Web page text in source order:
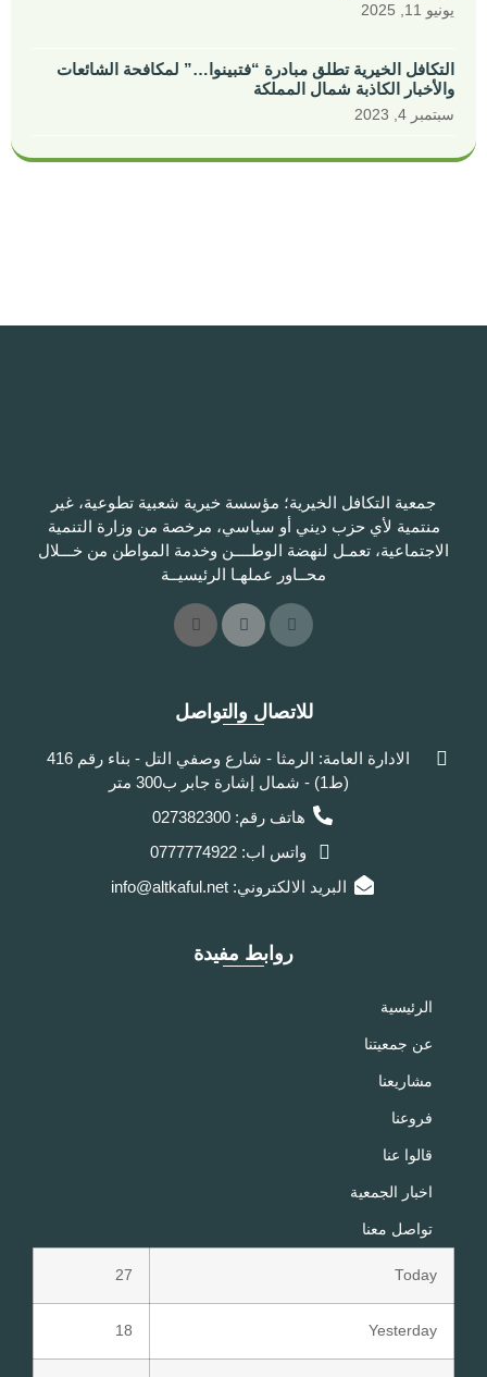
يونيو 11, 2025
التكافل الخيرية تطلق مبادرة “فتبينوا…” لمكافحة الشائعات
والأخبار الكاذبة شمال المملكة
سبتمبر 4, 2023
جمعية التكافل الخيرية؛ مؤسسة خيرية شعبية تطوعية، غير
منتمية لأي حزب ديني أو سياسي، مرخصة من وزارة التنمية
الاجتماعية، تعمـل لنهضة الوطــــن وخدمة المواطن من خـــلال
محــاور عملهـا الرئيسيــة
للاتصال والتواصل
الادارة العامة: الرمثا - شارع وصفي التل - بناء رقم 416
(ط1) - شمال إشارة جابر ب300 متر
هاتف رقم: 027382300
واتس اب: 0777774922
البريد الالكتروني: info@altkaful.net
روابط مفيدة
الرئيسية
عن جمعيتنا
مشاريعنا
فروعنا
قالوا عنا
اخبار الجمعية
تواصل معنا
Today
27
Yesterday
18